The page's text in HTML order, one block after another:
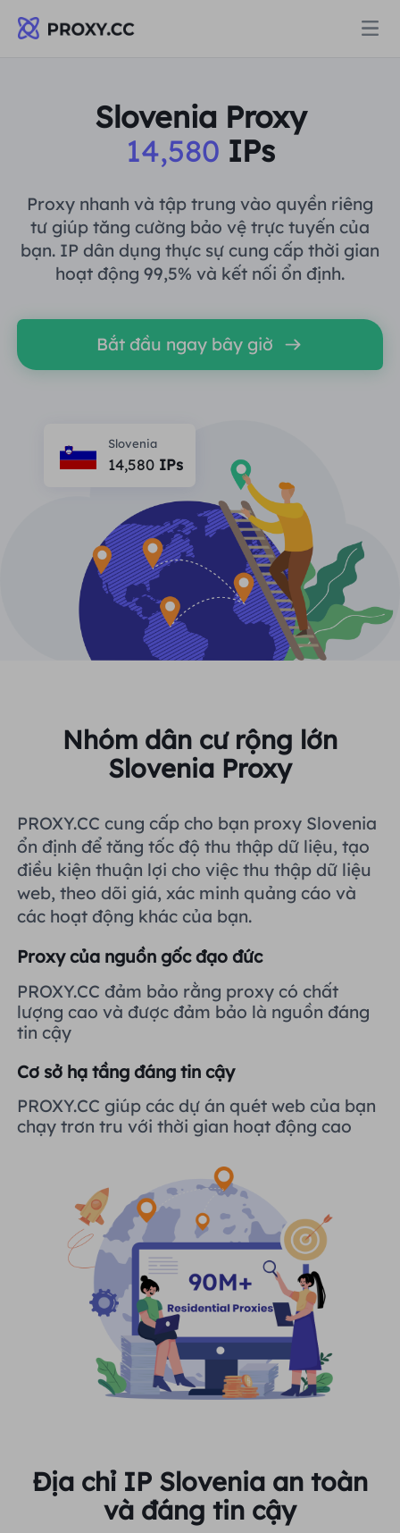
Proxy dân cư tĩnh
Proxy cư trú không giới hạn
Một đặc vụ ISP lâu dài
PROXY DÂN CƯ
Ủy quyền cư trú $0.8/GB
Proxy dân cư tĩnh $0.28/IP/Ngày
Ủy nhiệm trung tâm dữ liệu tĩnh
Một đặc vụ ISP lâu dài $1.4
Data for AI
THEO TRƯỜNG HỢP SỬ DỤNG
Bảo vệ thương hiệu
Giám sát SEO
Xác minh quảng cáo
Quét và thu thập dữ liệu web
Tài nguyên
Chương trình liên kết
Đối tác
CÔNG CỤ MIỄN PHÍ
Trình kiểm tra proxy
ĐỊA ĐIỂM
Hoa Kỳ
Vương quốc Anh
Brazil
Nga
Tích hợp thêm
Học hỏi
Câu hỏi thường gặp
Blog
Hướng dẫn sử dụng
Cách bật lại quyền thông
báo trang web
Tích hợp thêm
中文
English
Deutsch
Indonesia
Русский
हिंदी
Thưởng thứcGiảm giá 77%và hành động
ngay!
Khu dân cư $0/GB Không giới hạn $0/Ngày
Slovenia Proxy
14,580 IPs
Proxy nhanh và tập trung vào quyền riêng
tư giúp tăng cường bảo vệ trực tuyến của
bạn. IP dân dụng thực sự cung cấp thời gian
hoạt động 99,5% và kết nối ổn định.
Bắt đầu ngay bây giờ
Slovenia
14,580IPs
Nhóm dân cư rộng lớn
Slovenia Proxy
PROXY.CC cung cấp cho bạn proxy Slovenia
ổn định để tăng tốc độ thu thập dữ liệu, tạo
điều kiện thuận lợi cho việc thu thập dữ liệu
web, theo dõi giá, xác minh quảng cáo và
các hoạt động khác của bạn.
Proxy của nguồn gốc đạo đức
PROXY.CC đảm bảo rằng proxy có chất
lượng cao và được đảm bảo là nguồn đáng
tin cậy
Cơ sở hạ tầng đáng tin cậy
PROXY.CC giúp các dự án quét web của bạn
chạy trơn tru với thời gian hoạt động cao
Địa chỉ IP Slovenia an toàn
và đáng tin cậy